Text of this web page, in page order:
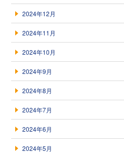
2024年12月
2024年11月
2024年10月
2024年9月
2024年8月
2024年7月
2024年6月
2024年5月